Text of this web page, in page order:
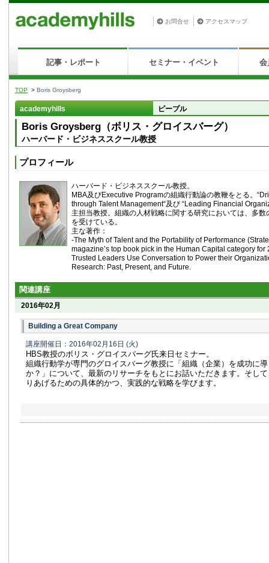
お問合せ アクセスマップ
記事・レポート セミナー・イベント 会
TOP > Boris Groysberg
academyhills ピープル
Boris Groysberg（ボリス・グロイスバーグ）
ハーバード・ビジネススクール教授
プロフィール
ハーバード・ビジネススクール教授。
MBA及びExecutive Programの組織行動論の教鞭をとる。
through Talent Management“及び “Leading Financial
主担当教授。組織の人材戦略に関する研究においては、多数
を受けている。
主な著作：
-The Myth of Talent and the Portability of Performance
magazine’s top book pick in the Human Capital category for
Trusted Leaders Use Conversation to Power their
Research: Past, Present, and Future.
関連講座
2016年02月
Building a Great Company
講座開催日：2016年02月16日 (火)
HBS教授のボリス・グロイスバーグ氏来日セミナー。
組織行動学が専門のグロイスバーグ教授に「組織（企業）を成功に
か？」について、最新のリサーチをもとにお話いただきます。そし
りあげるための具体的かつ、実践的な戦略を学びます。